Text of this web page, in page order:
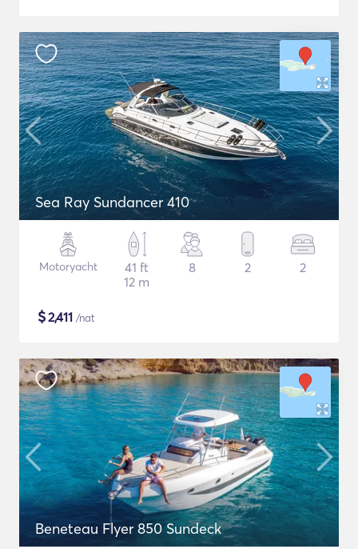
Sea Ray Sundancer 410
Motoryacht
41 ft
12 m
8 2 2
$2,411 /nat
Beneteau Flyer 850 Sundeck